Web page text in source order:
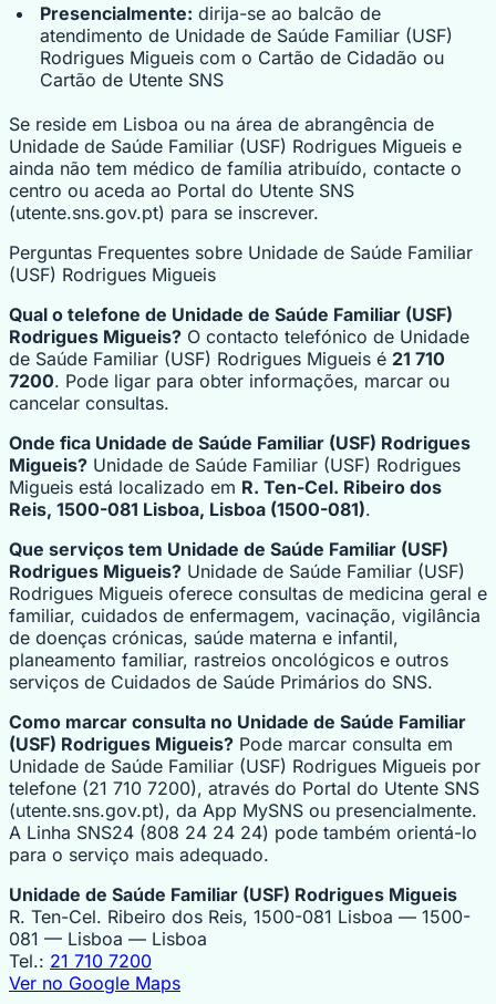
Presencialmente: dirija-se ao balcão de
atendimento de Unidade de Saúde Familiar (USF)
Rodrigues Migueis com o Cartão de Cidadão ou
Cartão de Utente SNS
Se reside em Lisboa ou na área de abrangência de
Unidade de Saúde Familiar (USF) Rodrigues Migueis e
ainda não tem médico de família atribuído, contacte o
centro ou aceda ao Portal do Utente SNS
(utente.sns.gov.pt) para se inscrever.
Perguntas Frequentes sobre Unidade de Saúde Familiar
(USF) Rodrigues Migueis
Qual o telefone de Unidade de Saúde Familiar (USF)
Rodrigues Migueis? O contacto telefónico de Unidade
de Saúde Familiar (USF) Rodrigues Migueis é 21 710
7200. Pode ligar para obter informações, marcar ou
cancelar consultas.
Onde fica Unidade de Saúde Familiar (USF) Rodrigues
Migueis? Unidade de Saúde Familiar (USF) Rodrigues
Migueis está localizado em R. Ten-Cel. Ribeiro dos
Reis, 1500-081 Lisboa, Lisboa (1500-081).
Que serviços tem Unidade de Saúde Familiar (USF)
Rodrigues Migueis? Unidade de Saúde Familiar (USF)
Rodrigues Migueis oferece consultas de medicina geral e
familiar, cuidados de enfermagem, vacinação, vigilância
de doenças crónicas, saúde materna e infantil,
planeamento familiar, rastreios oncológicos e outros
serviços de Cuidados de Saúde Primários do SNS.
Como marcar consulta no Unidade de Saúde Familiar
(USF) Rodrigues Migueis? Pode marcar consulta em
Unidade de Saúde Familiar (USF) Rodrigues Migueis por
telefone (21 710 7200), através do Portal do Utente SNS
(utente.sns.gov.pt), da App MySNS ou presencialmente.
A Linha SNS24 (808 24 24 24) pode também orientá-lo
para o serviço mais adequado.
Unidade de Saúde Familiar (USF) Rodrigues Migueis
R. Ten-Cel. Ribeiro dos Reis, 1500-081 Lisboa — 1500-
081 — Lisboa — Lisboa
Tel.: 21 710 7200
Ver no Google Maps